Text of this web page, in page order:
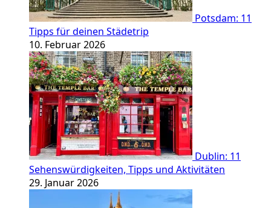
Potsdam: 11
Tipps für deinen Städetrip
10. Februar 2026
Dublin: 11
Sehenswürdigkeiten, Tipps und Aktivitäten
29. Januar 2026